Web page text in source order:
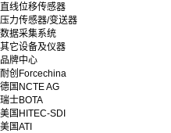
直线位移传感器
压力传感器/变送器
数据采集系统
其它设备及仪器
品牌中心
耐创Forcechina
德国NCTE AG
瑞士BOTA
美国HITEC-SDI
美国ATI